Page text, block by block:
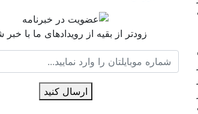
زودتر از بقیه از رویدادهای ما با خبر
ارسال کنید